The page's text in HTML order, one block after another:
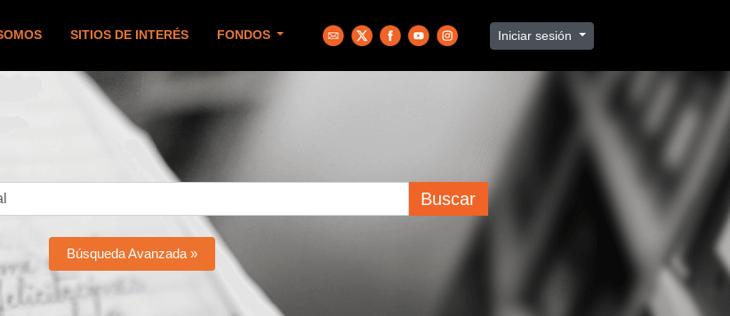
SITIOS DE INTERÉS FONDOS Iniciar sesión
Buscar
Búsqueda Avanzada »